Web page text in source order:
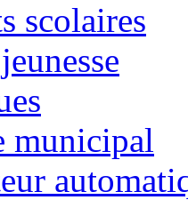
scolaires
municipal